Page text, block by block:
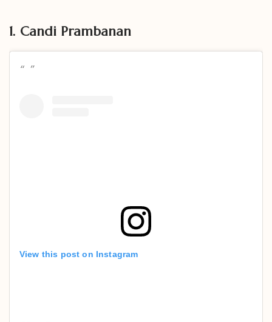
1. Candi Prambanan
View this post on Instagram